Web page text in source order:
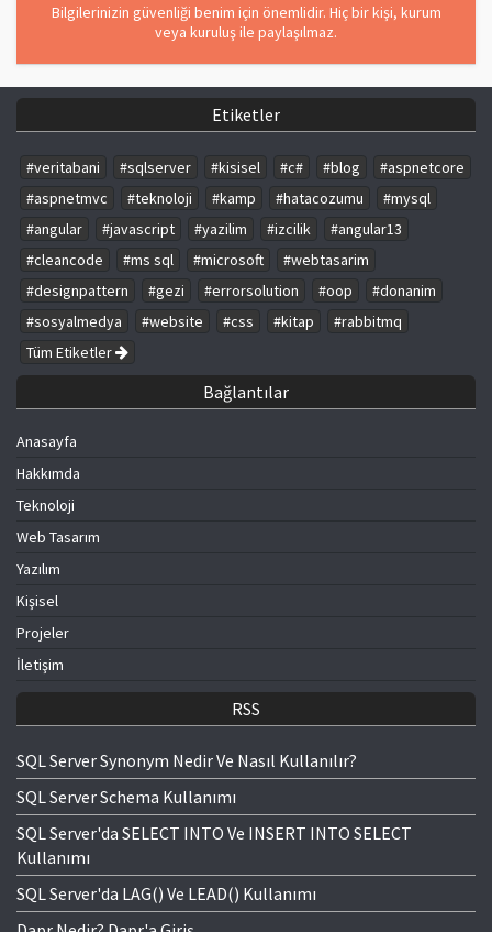
Bilgilerinizin güvenliği benim için önemlidir. Hiç bir kişi, kurum
veya kuruluş ile paylaşılmaz.
Etiketler
#veritabani #sqlserver #kisisel #c# #blog
#aspnetcore
#aspnetmvc
#teknoloji #kamp #hatacozumu
#mysql
#angular
#javascript #yazilim #izcilik
#angular13
#cleancode
#ms sql #microsoft
#webtasarim
#designpattern
#gezi #errorsolution #oop
#donanim
#sosyalmedya
#website #css #kitap
#rabbitmq
Tüm Etiketler
Bağlantılar
Anasayfa
Hakkımda
Teknoloji
Web Tasarım
Yazılım
Kişisel
Projeler
İletişim
RSS
SQL Server Synonym Nedir Ve Nasıl Kullanılır?
SQL Server Schema Kullanımı
SQL Server'da SELECT INTO Ve INSERT INTO SELECT
Kullanımı
SQL Server'da LAG() Ve LEAD() Kullanımı